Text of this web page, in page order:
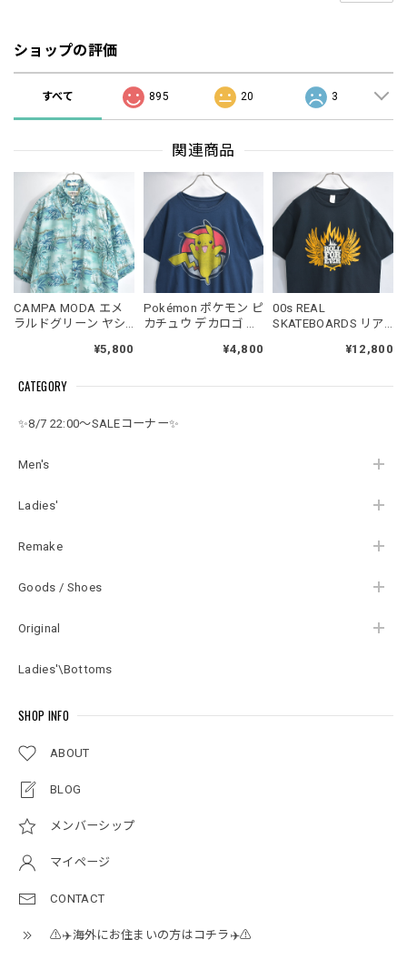
CATEGORY
✨8/7 22:00～SALEコーナー✨
Men's
Ladies'
Remake
Goods / Shoes
Original
Ladies'\Bottoms
SHOP INFO
ABOUT
BLOG
メンバーシップ
マイページ
CONTACT
⚠️✈️海外にお住まいの方はコチラ✈️⚠️
ショップの評価
すべて 895 20 3
関連商品
CAMPA MODA エメ
ラルドグリーン ヤシ
リゾート ハワイアン
USED ヴィンテージ
ズ XL相当
¥5,800
Pokémon ポケモン ピ
カチュウ デカロゴ フ
メ キャラクター 半袖
USED ヴィンテージ
ズ XLサイズ
¥4,800
00s REAL
SKATEBOARDS リア
袖 Tシャツ クルーネ
バックプリント ウイ
¥12,800